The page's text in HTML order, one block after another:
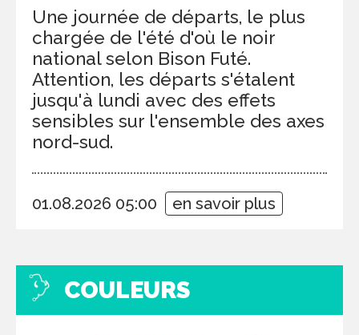
Une journée de départs, le plus
chargée de l'été d'où le noir
national selon Bison Futé.
Attention, les départs s'étalent
jusqu'à lundi avec des effets
sensibles sur l'ensemble des axes
nord-sud.
01.08.2026 05:00 en savoir plus
COULEURS